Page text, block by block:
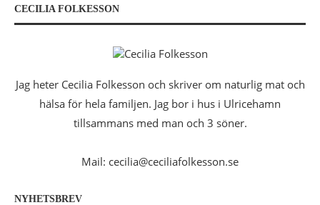
CECILIA FOLKESSON
Jag heter Cecilia Folkesson och skriver om naturlig mat och
hälsa för hela familjen. Jag bor i hus i Ulricehamn
tillsammans med man och 3 söner.
Mail: cecilia@ceciliafolkesson.se
NYHETSBREV